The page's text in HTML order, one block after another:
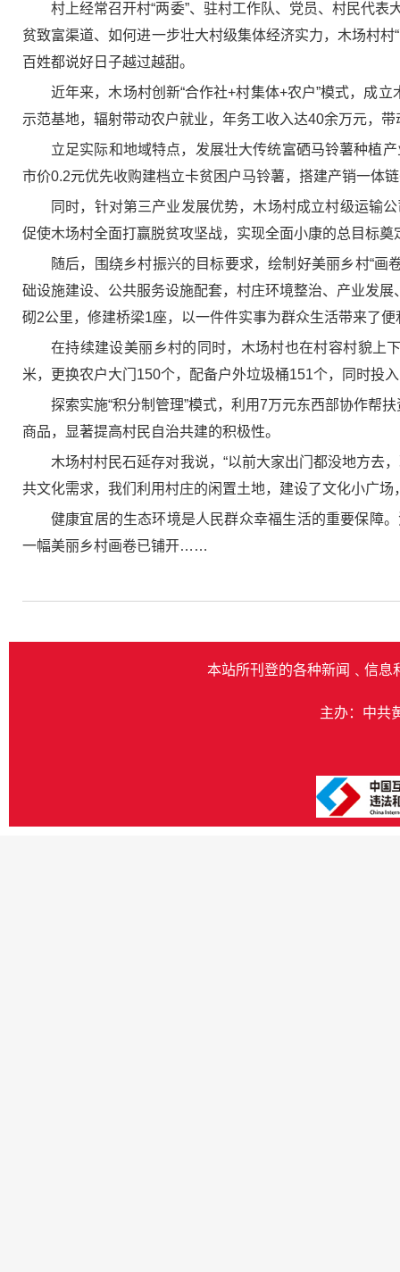
村上经常召开村“两委”、驻村工作队、党员、村民代
贫致富渠道、如何进一步壮大村级集体经济实力，木场村
百姓都说好日子越过越甜。
近年来，木场村创新“合作社+村集体+农户”模式，成
示范基地，辐射带动农户就业，年务工收入达40余万元，
立足实际和地域特点，发展壮大传统富硒马铃薯种植
市价0.2元优先收购建档立卡贫困户马铃薯，搭建产销一体
同时，针对第三产业发展优势，木场村成立村级运输
促使木场村全面打赢脱贫攻坚战，实现全面小康的总目标
随后，围绕乡村振兴的目标要求，绘制好美丽乡村“
础设施建设、公共服务设施配套，村庄环境整治、产业发
砌2公里，修建桥梁1座，以一件件实事为群众生活带来了便
在持续建设美丽乡村的同时，木场村也在村容村貌上
米，更换农户大门150个，配备户外垃圾桶151个，同时投
探索实施“积分制管理”模式，利用7万元东西部协作帮
商品，显著提高村民自治共建的积极性。
木场村村民石延存对我说，“以前大家出门都没地方去
共文化需求，我们利用村庄的闲置土地，建设了文化小广
健康宜居的生态环境是人民群众幸福生活的重要保障
一幅美丽乡村画卷已铺开……
本站所刊登的各种新闻﹑信息
主办：中共